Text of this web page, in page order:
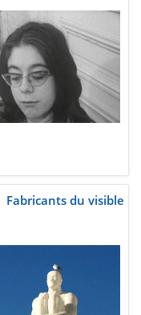
Fabricants du visible